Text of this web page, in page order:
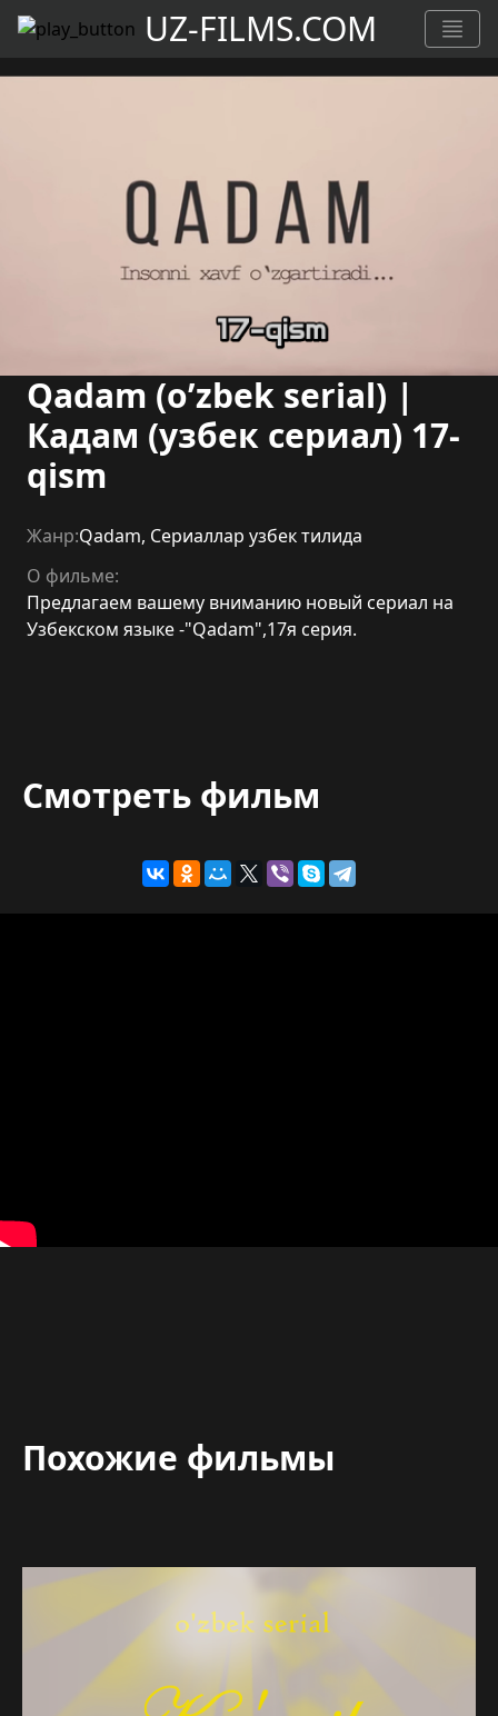
UZ-FILMS.COM
Qadam (o’zbek serial) |
Кадам (узбек сериал) 17-
qism
Жанр:Qadam, Сериаллар узбек тилида
О фильме:
Предлагаем вашему вниманию новый сериал на
Узбекском языке -"Qadam",17я серия.
Смотреть фильм
Похожие фильмы